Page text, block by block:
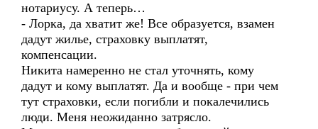
нотариусу. А теперь…
- Лорка, да хватит же! Все образуется, взамен
дадут жилье, страховку выплатят,
компенсации.
Никита намеренно не стал уточнять, кому
дадут и кому выплатят. Да и вообще - при чем
тут страховки, если погибли и покалечились
люди. Меня неожиданно затрясло.